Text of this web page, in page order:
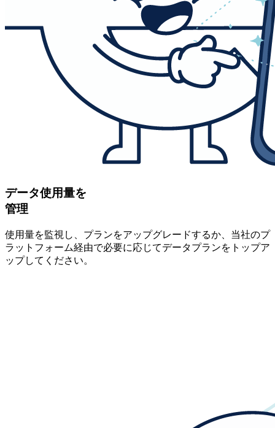
データ使用量を
管理
使用量を監視し、プランをアップグレードするか、当社のプ
ラットフォーム経由で必要に応じてデータプランをトップア
ップしてください。